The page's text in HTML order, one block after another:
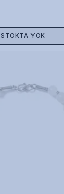
STOKTA YOK